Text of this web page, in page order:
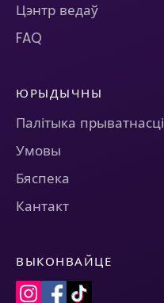
Цэнтр ведаў
FAQ
ЮРЫДЫЧНЫ
Палітыка прыватнасці
Умовы
Бяспека
Кантакт
ВЫКОНВАЙЦЕ